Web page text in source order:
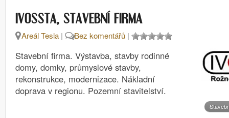
IVOSSTA, STAVEBNÍ FIRMA
Areál Tesla | Bez komentářů |
Stavební firma. Výstavba, stavby rodinné
domy, domky, průmyslové stavby,
rekonstrukce, modernizace. Nákladní
doprava v regionu. Pozemní stavitelství.